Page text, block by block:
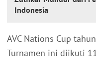
Indonesia
AVC Nations Cup
Turnamen ini diikuti